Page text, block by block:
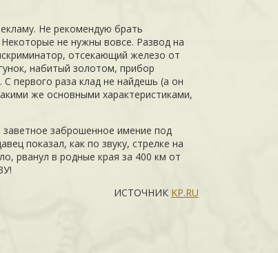
Не рекомендую брать
не нужны вовсе. Развод на
отсекающий железо от
набитый золотом, прибор
первого раза клад не найдешь (а он
же основными характеристиками,
заброшенное имение под
показал, как по звуку, стрелке на
рванул в родные края за 400 км от
ИСТОЧНИК KP.RU